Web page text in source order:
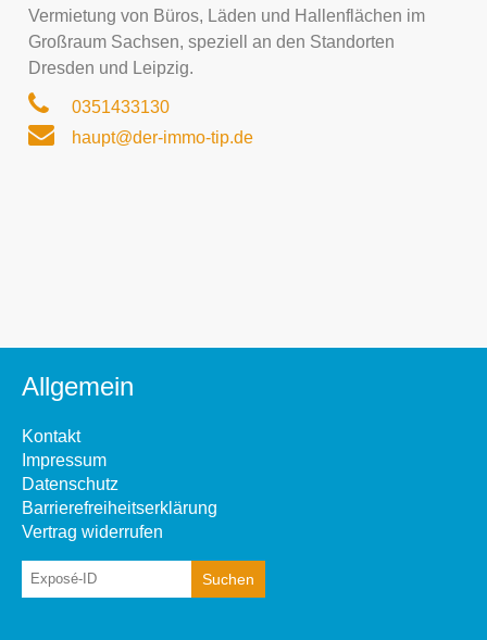
Vermietung von Büros, Läden und Hallenflächen im
Großraum Sachsen, speziell an den Standorten
Dresden und Leipzig.
0351433130
haupt@der-immo-tip.de
Allgemein
Kontakt
Impressum
Datenschutz
Barrierefreiheitserklärung
Vertrag widerrufen